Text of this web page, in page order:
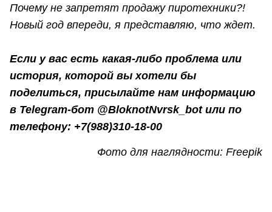
Почему не запретят продажу пиротехники?!
Новый год впереди, я представляю, что ждет.
Если у вас есть какая-либо проблема или
история, которой вы хотели бы
поделиться, присылайте нам информацию
в Telegram-бот @BloknotNvrsk_bot или по
телефону: +7(988)310-18-00
Фото для наглядности: Freepik